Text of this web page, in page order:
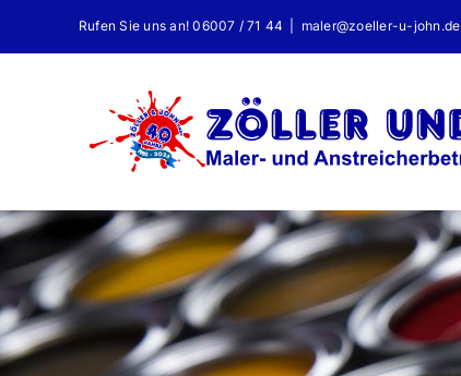
Rufen Sie uns an! 06007 / 71 44 maler@zoeller-u-john.de